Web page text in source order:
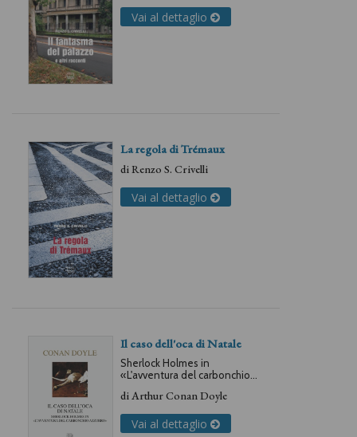
Vai al dettaglio
La regola di Trémaux
diRenzo S. Crivelli
Vai al dettaglio
Il caso dell'oca di Natale
Sherlock Holmes in
«L'avventura del carbonchio
diArthur Conan Doyle
Vai al dettaglio